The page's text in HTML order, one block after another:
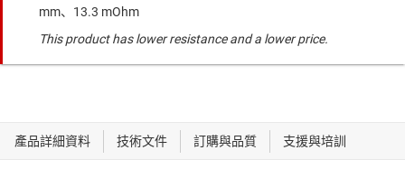
mm、13.3 mOhm
This product has lower resistance and a lower price.